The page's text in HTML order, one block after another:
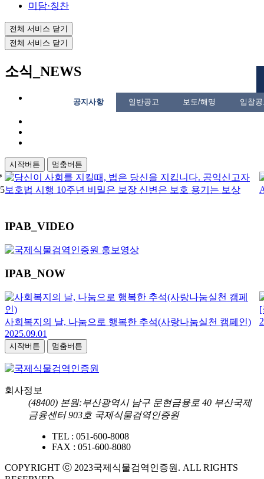
미담·칭찬
전체 서비스 닫기
전체 서비스 닫기
소식 _NEWS
공지사항 일반공고 보도/해명 입찰
시작버튼 멈춤버튼
IPAB _VIDEO
IPAB _NOW
인)
2025.08.18
시작버튼 멈춤버튼
회사정보
(48400) 본원:부산광역시 남구 문현금융로 40 부산국제
금융센터 903호 국제식물검역인증원
TEL : 051-600-8008
FAX : 051-600-8080
COPYRIGHT ⓒ 2023국제식물검역인증원. ALL RIGHTS